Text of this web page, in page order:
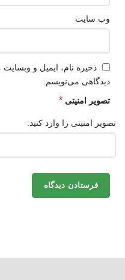
وب‌ سایت
ذخیره نام، ایمیل و
دیدگاهی می‌نویسم.
تصویر امنیتی *
تصویر امنیتی را وارد کنید: